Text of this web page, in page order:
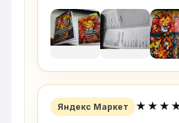
Яндекс Маркет